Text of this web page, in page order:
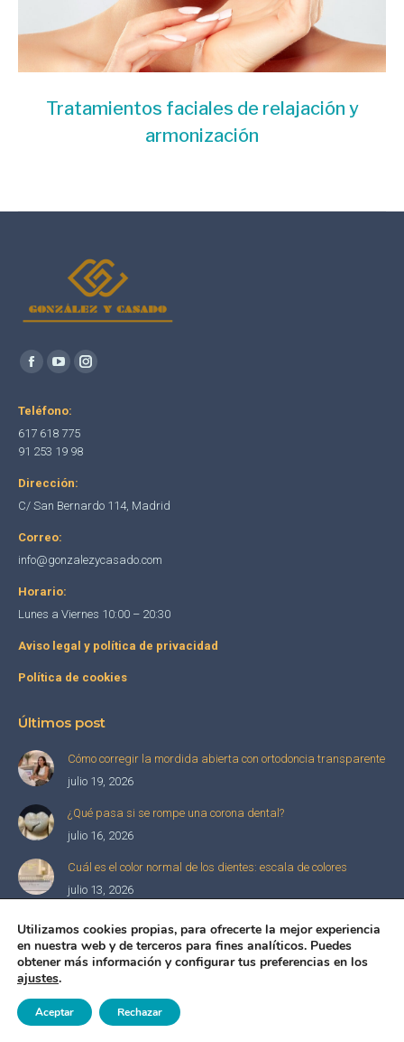
Tratamientos faciales de relajación y
armonización
Encuéntranos en:
Facebook
opens
in
window
YouTube
opens
in
window
Instagram
Teléfono:
617 618 775
91 253 19 98
Dirección:
C/ San Bernardo 114, Madrid
Correo:
info@gonzalezycasado.com
Horario:
Lunes a Viernes 10:00 – 20:30
Aviso legal y política de privacidad
Política de cookies
Últimos post
Cómo corregir la mordida abierta con ortodoncia transparente
julio 19, 2026
¿Qué pasa si se rompe una corona dental?
julio 16, 2026
Cuál es el color normal de los dientes: escala de colores
julio 13, 2026
realiza
julio 10, 2026
Pide tu cita
Utilizamos cookies propias, para ofrecerte la mejor experiencia
en nuestra web y de terceros para fines analíticos. Puedes
obtener más información y configurar tus preferencias en los
ajustes.
Aceptar Rechazar